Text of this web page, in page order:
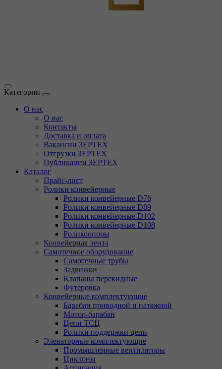
Категории
О нас
О нас
Контакты
Доставка и оплата
Вакансии ЗЕРТЕХ
Отгрузки ЗЕРТЕХ
Публикации ЗЕРТЕХ
Каталог
Прайс-лист
Ролики конвейерные
Ролики конвейерные D76
Ролики конвейерные D89
Ролики конвейерные D102
Ролики конвейерные D108
Роликоопоры
Конвейерная лента
Самотечное оборудование
Самотечные трубы
Задвижки
Клапаны перекидные
Футеровка
Конвейерные комплектующие
Барабан приводной и натяжной
Мотор-барабан
Цепи ТСЦ
Ролики поддержки цепи
Элеваторные комплектующие
Промышленные вентиляторы
Циклоны